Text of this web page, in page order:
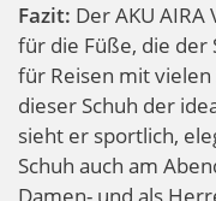
Fazit: Der AKU
für die Füße, die der
für Reisen mit
dieser Schuh der
sieht er sportlich,
Schuh auch am